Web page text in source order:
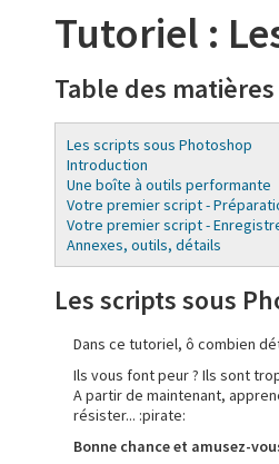
Tutoriel :
Table des matières
Les scripts sous Photoshop
Introduction
Une boîte à outils performante
Votre premier script -
Votre premier script -
Annexes, outils, détails
Les scripts sous
Dans ce tutoriel, ô combien
Ils vous font peur ? Ils sont
A partir de maintenant,
résister... :pirate:
Bonne chance et amusez-